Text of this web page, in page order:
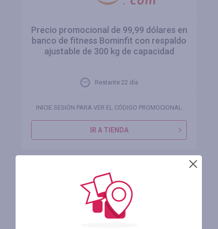
Precio promocional de 99,99 dólares en
banco de fitness Bominfit con respaldo
ajustable de 300 kg de capacidad
Restante 22 día
INICIE SESIÓN PARA VER EL CÓDIGO PROMOCIONAL
IR A TIENDA